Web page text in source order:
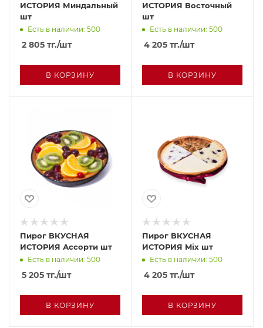
ИСТОРИЯ Миндальный
шт
Есть в наличии: 500
2 805 тг./шт
В КОРЗИНУ
ИСТОРИЯ Восточный
шт
Есть в наличии: 500
4 205 тг./шт
В КОРЗИНУ
Пирог ВКУСНАЯ
ИСТОРИЯ Ассорти шт
Есть в наличии: 500
5 205 тг./шт
В КОРЗИНУ
Пирог ВКУСНАЯ
ИСТОРИЯ Mix шт
Есть в наличии: 500
4 205 тг./шт
В КОРЗИНУ